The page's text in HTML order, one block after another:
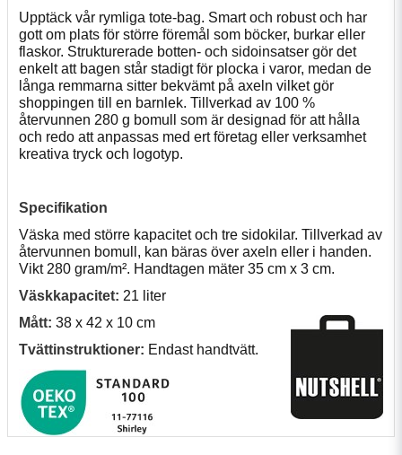
Upptäck vår rymliga tote-bag. Smart och robust och har
gott om plats för större föremål som böcker, burkar eller
flaskor. Strukturerade botten- och sidoinsatser gör det
enkelt att bagen står stadigt för plocka i varor, medan de
långa remmarna sitter bekvämt på axeln vilket gör
shoppingen till en barnlek. Tillverkad av 100 %
återvunnen 280 g bomull som är designad för att hålla
och redo att anpassas med ert företag eller verksamhet
kreativa tryck och logotyp.
Specifikation
Väska med större kapacitet och tre sidokilar. Tillverkad av
återvunnen bomull, kan bäras över axeln eller i handen.
Vikt 280 gram/m². Handtagen mäter 35 cm x 3 cm.
Väskkapacitet: 21 liter
Mått: 38 x 42 x 10 cm
Tvättinstruktioner: Endast handtvätt.